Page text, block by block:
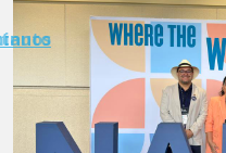
Nuestra Huella
Transparencia